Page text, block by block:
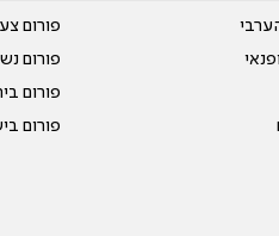
פורום
פורום
פורום
פורום